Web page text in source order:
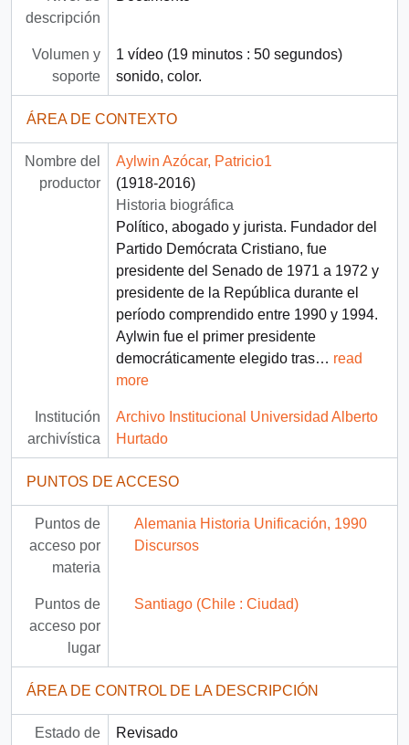
descripción
Volumen y
soporte
1 vídeo (19 minutos : 50 segundos)
sonido, color.
ÁREA DE CONTEXTO
Nombre del
productor
Aylwin Azócar, Patricio1
(1918-2016)
Historia biográfica
Político, abogado y jurista. Fundador del
Partido Demócrata Cristiano, fue
presidente del Senado de 1971 a 1972 y
presidente de la República durante el
período comprendido entre 1990 y 1994.
Aylwin fue el primer presidente
democráticamente elegido tras… read
more
Institución
archivística
Archivo Institucional Universidad Alberto
Hurtado
PUNTOS DE ACCESO
Puntos de
acceso por
materia
Alemania Historia Unificación, 1990
Discursos
Puntos de
acceso por
lugar
Santiago (Chile : Ciudad)
ÁREA DE CONTROL DE LA DESCRIPCIÓN
Estado de
Revisado